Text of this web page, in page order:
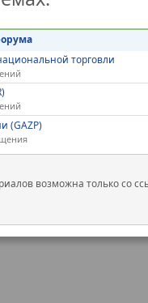
торговли
(GAZP)
возможна только со